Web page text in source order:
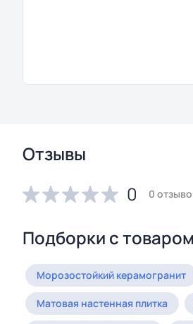
Отзывы
0
0
Подборки с товаром
Морозостойкий керамогранит
Матовая настенная плитка